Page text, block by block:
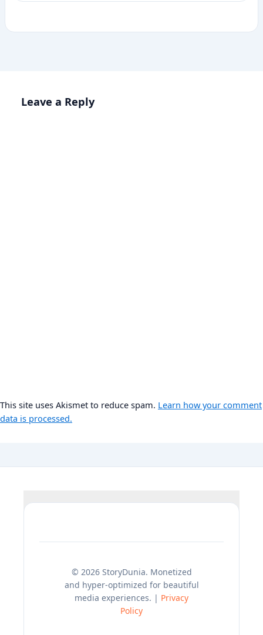
Leave a Reply
This site uses Akismet to reduce spam. Learn how your comment
data is processed.
© 2026 StoryDunia. Monetized
and hyper-optimized for beautiful
media experiences. | Privacy
Policy